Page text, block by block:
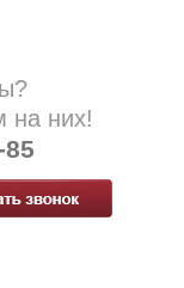
на них!
85